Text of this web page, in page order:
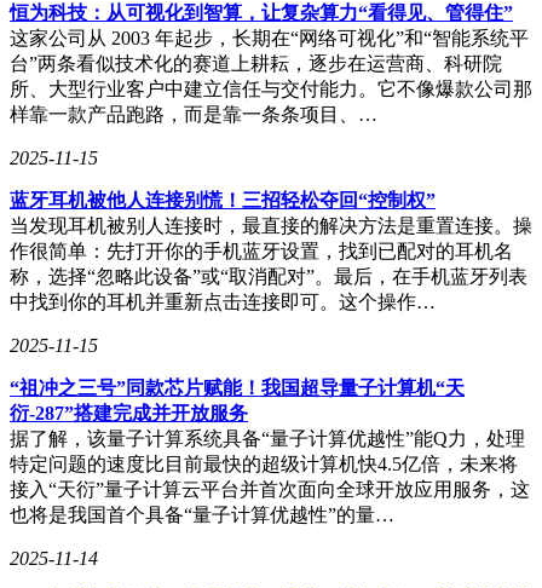
在产业端，行业智能化同样离不开高性能连接的助力。高性
能、高可靠性和安全可信的无线通信对于连接人、物、环境以
及优化工作流程至关重要。例如，一套智慧煤矿的创新方案就
能帮助煤矿实现年产能的大幅增长。
络前瞻性探索方面的阶段性成果，并提出了未来无线网络将面
临的十大挑战，这些挑战已成为行业共同努力的方向。这包括
基础理论创新、新材料与新器件的应用、Massive Beam与Cell
Free等新技术的开发、低能耗与精准定位技术的突破、异构资
源融合、空地一体化组网、绿色网络建设、内生安全机制、自
动驾驶无线网络以及智能体网络等。
华为不仅在黄大年茶思屋科技网站上发布了这些挑战，还分享
持。在与产业协同创新的道路上，华为始终坚定前行。
为了应对这些挑战，行业当前亟需解决三大核心需求：一是提
升网络大容量和无边界能力；二是攻克低能耗、精准定位和感
知技术的难题；三是优化网络在运维智能体和数字孪生方面的
表现。简而言之，就是实现“更强、更省、更聪明”的无线网
恒为科技：从可视化到智算，让复杂算力“看得见、管得住”
这家公司从 2003 年起步，长期在“网络可视化”和“智能系统平
台”两条看似技术化的赛道上耕耘，逐步在运营商、科研院
所、大型行业客户中建立信任与交付能力。它不像爆款公司那
样靠一款产品跑路，而是靠一条条项目、…
2025-11-15
蓝牙耳机被他人连接别慌！三招轻松夺回“控制权”
当发现耳机被别人连接时，最直接的解决方法是重置连接。操
作很简单：先打开你的手机蓝牙设置，找到已配对的耳机名
称，选择“忽略此设备”或“取消配对”。最后，在手机蓝牙列表
中找到你的耳机并重新点击连接即可。这个操作…
2025-11-15
“祖冲之三号”同款芯片赋能！我国超导量子计算机“天
衍-287”搭建完成并开放服务
据了解，该量子计算系统具备“量子计算优越性”能Q力，处理
特定问题的速度比目前最快的超级计算机快4.5亿倍，未来将
接入“天衍”量子计算云平台并首次面向全球开放应用服务，这
也将是我国首个具备“量子计算优越性”的量…
2025-11-14